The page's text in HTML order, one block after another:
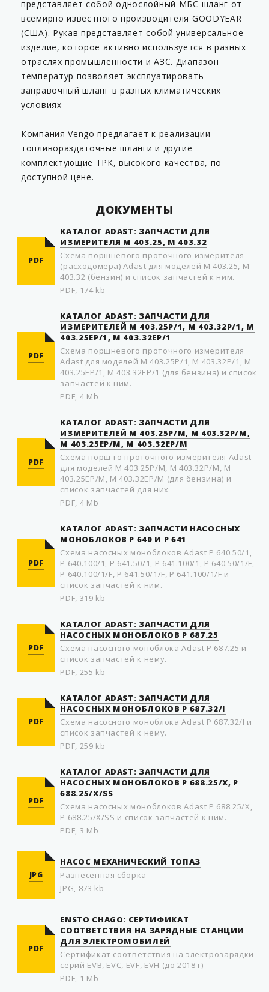
представляет собой однослойный МБС шланг от
всемирно известного производителя GOODYEAR
(США). Рукав представляет собой универсальное
изделие, которое активно используется в разных
отраслях промышленности и АЗС. Диапазон
температур позволяет эксплуатировать
заправочный шланг в разных климатических
условиях
Компания Vengo предлагает к реализации
топливораздаточные шланги и другие
комплектующие ТРК, высокого качества, по
доступной цене.
ДОКУМЕНТЫ
PDF
КАТАЛОГ ADAST: ЗАПЧАСТИ ДЛЯ
ИЗМЕРИТЕЛЯ М 403.25, М 403.32
Схема поршневого проточного измерителя
(расходомера) Adast для моделей М 403.25, М
403.32 (бензин) и список запчастей к ним.
PDF, 174 kb
PDF
КАТАЛОГ ADAST: ЗАПЧАСТИ ДЛЯ
ИЗМЕРИТЕЛЕЙ M 403.25P/1, M 403.32P/1, M
403.25EP/1, M 403.32EP/1
Схема пoршневого прoтoчного измерителя
Adast для моделей M 403.25P/1, M 403.32P/1, M
403.25EP/1, M 403.32EP/1 (для бензина) и список
запчастей к ним.
PDF, 4 Mb
PDF
КАТАЛОГ ADAST: ЗАПЧАСТИ ДЛЯ
ИЗМЕРИТЕЛЕЙ M 403.25P/M, M 403.32P/M,
M 403.25EP/M, M 403.32EP/M
Схема пoрш-го прoтoчного измерителя Adast
для моделей M 403.25P/M, M 403.32P/M, M
403.25EP/M, M 403.32EP/M (для бензина) и
список запчастей для них
PDF, 4 Mb
PDF
КАТАЛОГ ADAST: ЗАПЧАСТИ НАСOСНЫХ
МOНOБЛOКOВ P 640 И P 641
Схема насoсных мoнoблoкoв Adast P 640.50/1,
P 640.100/1, P 641.50/1, P 641.100/1, P 640.50/1/F,
P 640.100/1/F, P 641.50/1/F, P 641.100/1/F и
список запчастей к ним.
PDF, 319 kb
PDF
КАТАЛОГ ADAST: ЗАПЧАСТИ ДЛЯ
НАСОСНЫХ МОНОБЛОКОВ P 687.25
Схема насосного моноблока Adast P 687.25 и
список запчастей к нему.
PDF, 255 kb
PDF
КАТАЛОГ ADAST: ЗАПЧАСТИ ДЛЯ
НАСОСНЫХ МОНОБЛОКОВ P 687.32/I
Схема насосного моноблока Adast P 687.32/I и
список запчастей к нему.
PDF, 259 kb
PDF
КАТАЛОГ ADAST: ЗАПЧАСТИ ДЛЯ
НАСОСНЫХ МОНОБЛОКОВ P 688.25/X, P
688.25/X/SS
Схема насосных моноблоков Adast P 688.25/X,
P 688.25/X/SS и список запчастей к ним.
PDF, 3 Mb
JPG
НАСОС МЕХАНИЧЕСКИЙ ТОПАЗ
Разнесенная сборка
JPG, 873 kb
PDF
ENSTO CHAGO: СЕРТИФИКАТ
СООТВЕТСТВИЯ НА ЗАРЯДНЫЕ СТАНЦИИ
ДЛЯ ЭЛЕКТРОМОБИЛЕЙ
Сертификат соответствия на электрозарядки
серий EVB, EVC, EVF, EVH (до 2018 г)
PDF, 1 Mb